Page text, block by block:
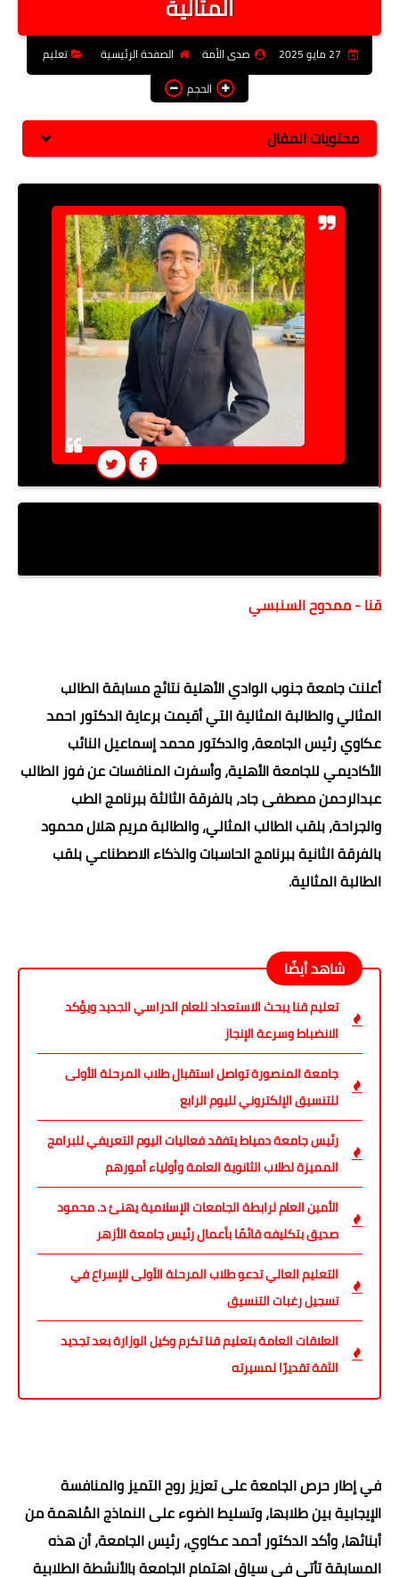
فن وثقافة
تعليم
عربى ودولى
المزيد
المثالية
صدى الأمة الصفحة الرئيسية
تعليم
الحجم
محتويات المقال
قنا - ممدوح السنبسي
أعلنت جامعة جنوب الوادي الأهلية نتائج مسابقة الطالب
المثالي والطالبة المثالية التي أقيمت برعاية الدكتور احمد
عكاوي رئيس الجامعة، والدكتور محمد إسماعيل النائب
الأكاديمي للجامعة الأهلية، وأسفرت المنافسات عن فوز الطالب
عبدالرحمن مصطفى جاد، بالفرقة الثالثة ببرنامج الطب
والجراحة، بلقب الطالب المثالي، والطالبة مريم هلال محمود
بالفرقة الثانية ببرنامج الحاسبات والذكاء الاصطناعي بلقب
الطالبة المثالية.
شاهد أيضًا
تعليم قنا يبحث الاستعداد للعام الدراسي الجديد ويؤكد
الانضباط وسرعة الإنجاز
جامعة المنصورة تواصل استقبال طلاب المرحلة الأولى
للتنسيق الإلكتروني لليوم الرابع
رئيس جامعة دمياط يتفقد فعاليات اليوم التعريفي للبرامج
المميزة لطلاب الثانوية العامة وأولياء أمورهم
الأمين العام لرابطة الجامعات الإسلامية يهنئ د. محمود
صديق بتكليفه قائمًا بأعمال رئيس جامعة الأزهر
التعليم العالي تدعو طلاب المرحلة الأولى للإسراع في
تسجيل رغبات التنسيق
العلاقات العامة بتعليم قنا تكرم وكيل الوزارة بعد تجديد
الثقة تقديرًا لمسيرته
في إطار حرص الجامعة على تعزيز روح التميز والمنافسة
الإيجابية بين طلابها، وتسليط الضوء على النماذج المُلهمة من
أبنائها، وأكد الدكتور أحمد عكاوي، رئيس الجامعة، أن هذه
المسابقة تأتي في سياق اهتمام الجامعة بالأنشطة الطلابية